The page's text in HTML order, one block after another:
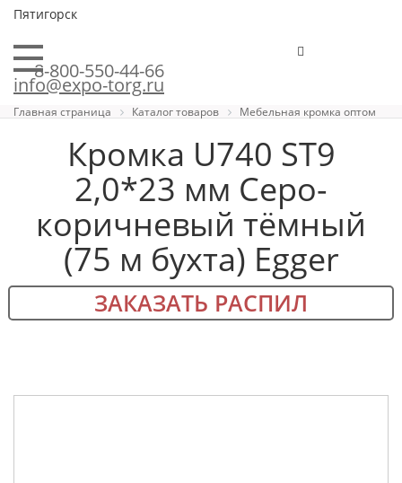
Пятигорск
8-800-550-44-66
info@expo-torg.ru
Главная страница Каталог товаров Мебельная кромка оптом
Кромка U740 ST9
2,0*23 мм Cеро-
коричневый тёмный
(75 м бухта) Egger
ЗАКАЗАТЬ РАСПИЛ